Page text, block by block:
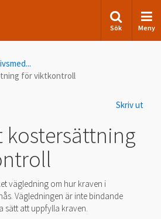
Sök Meny
...
för viktkontroll
Skriv ut
kostersättning
vägledning om hur kraven i
Vägledningen är inte bindande
sätt att uppfylla kraven.